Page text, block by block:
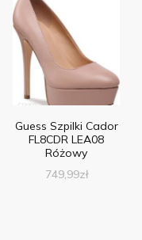
Guess Szpilki Cador
FL8CDR LEA08
Różowy
749,99zł